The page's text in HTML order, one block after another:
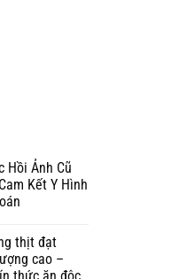
Hồi Ảnh Cũ
Kết Y Hình
thịt đạt
cao –